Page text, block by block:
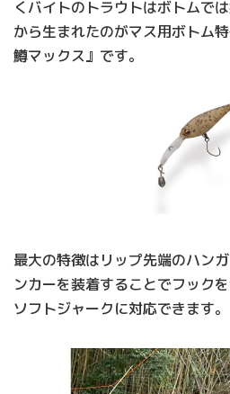
くバイトのトラウトはボトムで
から生まれたのがマス用ボトム
鱒マックス』です。
最大の特徴はリップ先端のハン
ンカーを装着することでフック
ソフトジャークに対応できます。